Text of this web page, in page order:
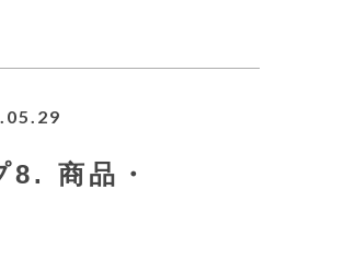
8. 商品・